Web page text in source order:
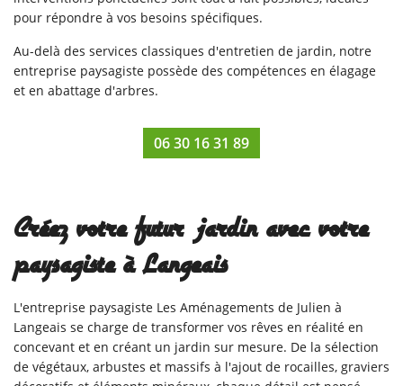
Une
pour répondre à vos besoins spécifiques.
Au-delà des services classiques d'entretien de jardin, notre
entreprise paysagiste possède des compétences en élagage
et en abattage d'arbres.
06 30 16 31 89
Créez votre futur jardin avec votre
paysagiste à Langeais
L'entreprise paysagiste Les Aménagements de Julien à
Langeais se charge de transformer vos rêves en réalité en
concevant et en créant un jardin sur mesure. De la sélection
de végétaux, arbustes et massifs à l'ajout de rocailles, graviers